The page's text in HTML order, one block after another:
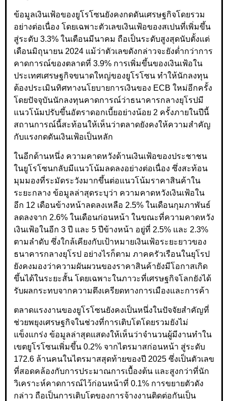
ข้อมูลเงินเฟ้อของยูโรโซนยังคงกดดันเศรษฐกิจโดยรวม
อย่างต่อเนื่อง โดยเฉพาะตัวเลขเงินเฟ้อของสเปนที่เพิ่มขึ้น
สู่ระดับ 3.3% ในเดือนมีนาคม ถือเป็นระดับสูงสุดนับตั้งแต่
เดือนมิถุนายน 2024 แม้ว่าตัวเลขดังกล่าวจะยังต่ำกว่าการ
คาดการณ์ของตลาดที่ 3.9% การเพิ่มขึ้นของเงินเฟ้อใน
ประเทศเศรษฐกิจขนาดใหญ่ของยูโรโซน ทำให้นักลงทุน
ต้องประเมินทิศทางนโยบายการเงินของ ECB ใหม่อีกครั้ง
โดยปัจจุบันนักลงทุนคาดการณ์ว่าธนาคารกลางยุโรปมี
แนวโน้มปรับขึ้นอัตราดอกเบี้ยอย่างน้อย 2 ครั้งภายในปีนี้
สถานการณ์นี้สะท้อนให้เห็นว่าตลาดยังคงให้ความสำคัญ
กับแรงกดดันเงินเฟ้อเป็นหลัก
ในอีกด้านหนึ่ง ความคาดหวังด้านเงินเฟ้อของประชาชน
ในยูโรโซนกลับมีแนวโน้มลดลงอย่างต่อเนื่อง ซึ่งสะท้อน
มุมมองที่ระมัดระวังมากขึ้นต่อแนวโน้มราคาสินค้าใน
ระยะกลาง ข้อมูลล่าสุดระบุว่า ความคาดหวังเงินเฟ้อใน
อีก 12 เดือนข้างหน้าลดลงเหลือ 2.5% ในเดือนกุมภาพันธ์
ลดลงจาก 2.6% ในเดือนก่อนหน้า ในขณะที่ความคาดหวัง
เงินเฟ้อในอีก 3 ปี และ 5 ปีข้างหน้า อยู่ที่ 2.5% และ 2.3%
ตามลำดับ ซึ่งใกล้เคียงกับเป้าหมายเงินเฟ้อระยะยาวของ
ธนาคารกลางยุโรป อย่างไรก็ตาม ภาคครัวเรือนในยุโรป
ยังคงมองว่าความผันผวนของราคาสินค้ายังมีโอกาสเกิด
ขึ้นได้ในระยะสั้น โดยเฉพาะในภาวะที่เศรษฐกิจโลกยังได้
รับผลกระทบจากความตึงเครียดทางการเมืองและการค้า
ตลาดแรงงานของยูโรโซนยังคงเป็นหนึ่งในปัจจัยสำคัญที่
ช่วยพยุงเศรษฐกิจในช่วงที่การเติบโตโดยรวมยังไม่
แข็งแกร่ง ข้อมูลล่าสุดแสดงให้เห็นว่าจำนวนผู้มีงานทำใน
เขตยูโรโซนเพิ่มขึ้น 0.2% จากไตรมาสก่อนหน้า สู่ระดับ
172.6 ล้านคนในไตรมาสสุดท้ายของปี 2025 ซึ่งเป็นตัวเลข
ที่สอดคล้องกับการประมาณการเบื้องต้น และสูงกว่าที่นัก
วิเคราะห์คาดการณ์ไว้ก่อนหน้าที่ 0.1% การขยายตัวดัง
กล่าว ถือเป็นการเติบโตของการจ้างงานติดต่อกันเป็น